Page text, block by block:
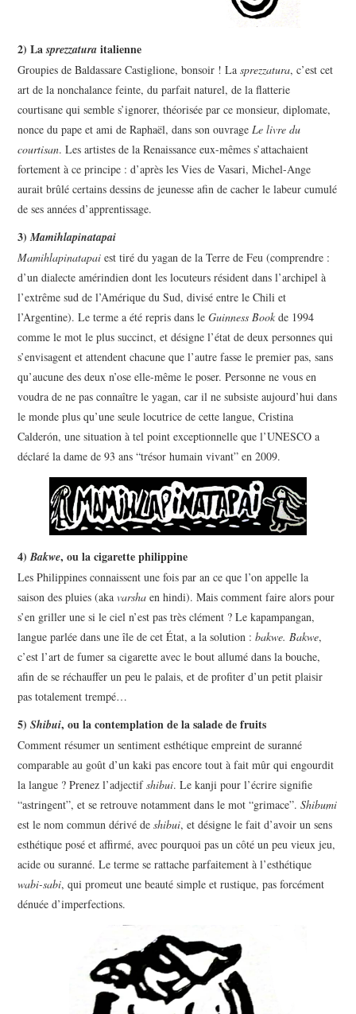
2) Lasprezzatura italienne
Groupies de Baldassare Castiglione, bonsoir ! Lasprezzatura, c’est cet
art de la nonchalance feinte, du parfait naturel, de la flatterie
courtisane qui semble s’ignorer, théorisée par ce monsieur, diplomate,
nonce du pape et ami de Raphaël, dans son ouvrage Le livre du
courtisan. Les artistes de la Renaissance eux-mêmes s’attachaient
fortement à ce principe : d’après les Vies de Vasari, Michel-Ange
aurait brûlé certains dessins de jeunesse afin de cacher le labeur cumulé
de ses années d’apprentissage.
3)Mamihlapinatapai
Mamihlapinatapai est tiré du yagan de la Terre de Feu (comprendre :
d’un dialecte amérindien dont les locuteurs résident dans l’archipel à
l’extrême sud de l’Amérique du Sud, divisé entre le Chili et
l’Argentine). Le terme a été repris dans leGuinness Bookde 1994
comme le mot le plus succinct, et désigne l’état de deux personnes qui
s’envisagent et attendent chacune que l’autre fasse le premier pas, sans
qu’aucune des deux n’ose elle-même le poser. Personne ne vous en
voudra de ne pas connaître le yagan, car il ne subsiste aujourd’hui dans
le monde plus qu’une seule locutrice de cette langue, Cristina
Calderón, une situation à tel point exceptionnelle que l’UNESCO a
déclaré la dame de 93 ans “trésor humain vivant” en 2009.
4)Bakwe, ou la cigarette philippine
Les Philippines connaissent une fois par an ce que l’on appelle la
saison des pluies (akavarsha en hindi). Mais comment faire alors pour
s’en griller une si le ciel n’est pas très clément ? Le kapampangan,
langue parlée dans une île de cet État, a la solution :bakwe. Bakwe,
c’est l’art de fumer sa cigarette avec le bout allumé dans la bouche,
afin de se réchauffer un peu le palais, et de profiter d’un petit plaisir
pas totalement trempé…
5)Shibui, ou la contemplation de la salade de fruits
Comment résumer un sentiment esthétique empreint de suranné
comparable au goût d’un kaki pas encore tout à fait mûr qui engourdit
la langue ? Prenez l’adjectifshibui. Le kanji pour l’écrire signifie
“astringent”, et se retrouve notamment dans le mot “grimace”.Shibumi
est le nom commun dérivé deshibui, et désigne le fait d’avoir un sens
esthétique posé et affirmé, avec pourquoi pas un côté un peu vieux jeu,
acide ou suranné. Le terme se rattache parfaitement à l’esthétique
wabi-sabi, qui promeut une beauté simple et rustique, pas forcément
dénuée d’imperfections.